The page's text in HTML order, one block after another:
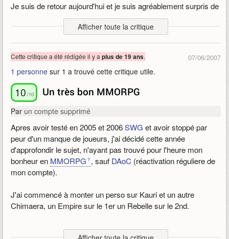
Je suis de retour aujourd'hui et je suis agréablement surpris de
voir comment ce jeu a évolué. A voir tous les avis négatifs sur
le net, je m'inquiétais. Il n'en ai rien, pour moi ce jeu évolue
Comme je l'ai dis précédemment, avant ce jeu était, pour moi,
un jeu de « hardcore gamers » , aujourd'hui non. Il a su
contenter, à mon sens, les joueurs occasionnels comme les
joueurs réguliers. Le contenu de quêtes et autres collections
s'est étoffé et il est facile de trouver des choses a faire
contrairement à nombre d'autres
citer... ).
De plus on peut désormais créer deux comptes sur le même
serveur, ce qui permet de faire une profession de « craft » et
une autre de combat, ce qui varie les plaisirs et de fait l'intérêt.
Non, ce jeu fait partie de ceux sur lequel je reviens très
charme. Je ne sais expliquer, mais les mordus comprendront
ce que je veux dire.
temps (ce titre ne peut être attribué en fin de compte : en
Afficher toute la critique
07/06/2007
Cette critique a été rédigée il y a plus de 19 ans.
1 personne sur 1 a trouvé cette critique utile.
10 /10 Un très bon MMORPG
Par un compte supprimé
Apres avoir testé en 2005 et 2006SWG et avoir stoppé par
peur d'un manque de joueurs, j'ai décidé cette année
d'approfondir le sujet, n'ayant pas trouvé pour l'heure mon
bonheur en MMORPG , sauf DAoC (réactivation réguliere de
mon compte).
J'ai commencé à monter un perso sur Kauri et un autre
Chimaera, un Empire sur le 1er un Rebelle sur le 2nd.
Contrairement à ce que je pensais (retour d'anciens joueurs et